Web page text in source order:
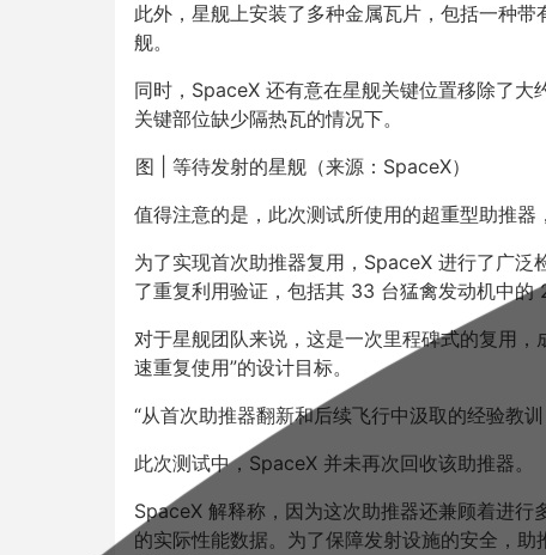
此外，星舰上安装了多种金属瓦片，包括一种
舰。
同时，SpaceX 还有意在星舰关键位置移除了
关键部位缺少隔热瓦的情况下。
图 | 等待发射的星舰（来源：SpaceX）
值得注意的是，此次测试所使用的超重型助推器
为了实现首次助推器复用，SpaceX 进行了广
了重复利用验证，包括其 33 台猛禽发动机中的
对于星舰团队来说，这是一次里程碑式的复用
速重复使用”的设计目标。
“从首次助推器翻新和后续飞行中汲取的经验教
此次测试中，SpaceX 并未再次回收该助推器。
SpaceX 解释称，因为这次助推器还兼顾着进
的实际性能数据。为了保障发射设施的安全，